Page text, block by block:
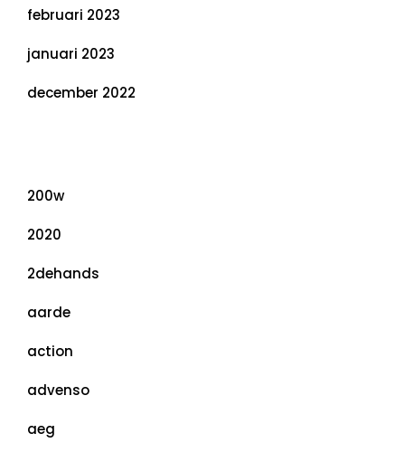
februari 2023
januari 2023
december 2022
200w
2020
2dehands
aarde
action
advenso
aeg